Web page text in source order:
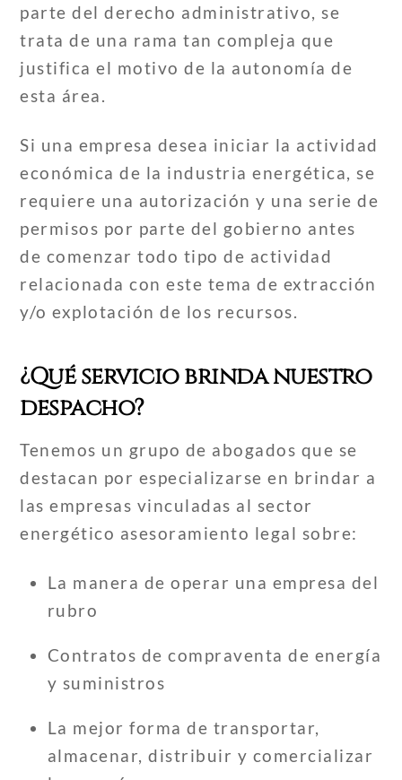
parte del derecho administrativo, se
trata de una rama tan compleja que
justifica el motivo de la autonomía de
esta área.
Si una empresa desea iniciar la actividad
económica de la industria energética, se
requiere una autorización y una serie de
permisos por parte del gobierno antes
de comenzar todo tipo de actividad
relacionada con este tema de extracción
y/o explotación de los recursos.
¿Qué servicio brinda nuestro
despacho?
Tenemos un grupo de abogados que se
destacan por especializarse en brindar a
las empresas vinculadas al sector
energético asesoramiento legal sobre:
La manera de operar una empresa del
rubro
Contratos de compraventa de energía
y suministros
La mejor forma de transportar,
almacenar, distribuir y comercializar